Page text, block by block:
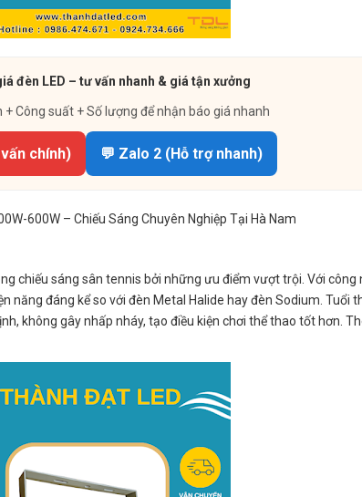
đèn LED – tư vấn nhanh & giá tận xưởng
+ Công suất + Số lượng để nhận báo giá nhanh
chính) 💬 Zalo 2 (Hỗ trợ nhanh)
600W – Chiếu Sáng Chuyên Nghiệp Tại Hà Nam
chiếu sáng sân tennis bởi những ưu điểm vượt trội. Với công
năng đáng kể so với đèn Metal Halide hay đèn Sodium. Tuổi
không gây nhấp nháy, tạo điều kiện chơi thể thao tốt hơn.